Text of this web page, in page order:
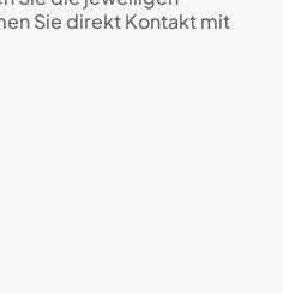
Sie direkt Kontakt mit